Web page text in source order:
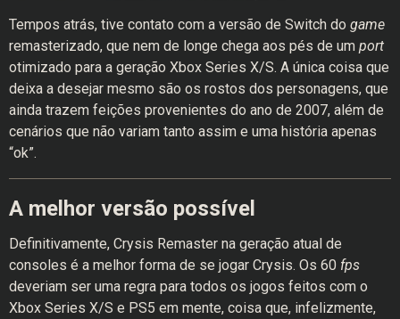
Tempos atrás, tive contato com a versão de Switch do game
remasterizado, que nem de longe chega aos pés de um port
otimizado para a geração Xbox Series X/S. A única coisa que
deixa a desejar mesmo são os rostos dos personagens, que
ainda trazem feições provenientes do ano de 2007, além de
cenários que não variam tanto assim e uma história apenas
“ok”.
A melhor versão possível
Definitivamente, Crysis Remaster na geração atual de
consoles é a melhor forma de se jogar Crysis. Os 60 fps
deveriam ser uma regra para todos os jogos feitos com o
Xbox Series X/S e PS5 em mente, coisa que, infelizmente,